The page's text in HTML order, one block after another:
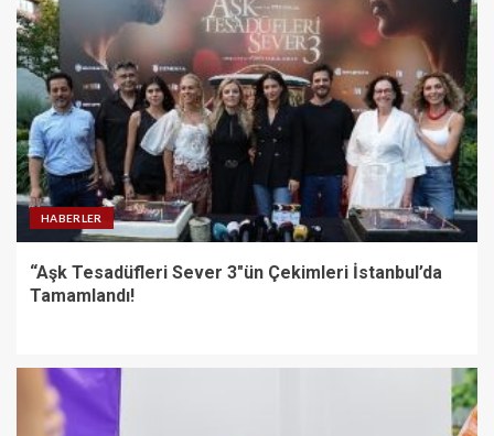
HABERLER
“Aşk Tesadüfleri Sever 3″ün Çekimleri İstanbul’da
Tamamlandı!